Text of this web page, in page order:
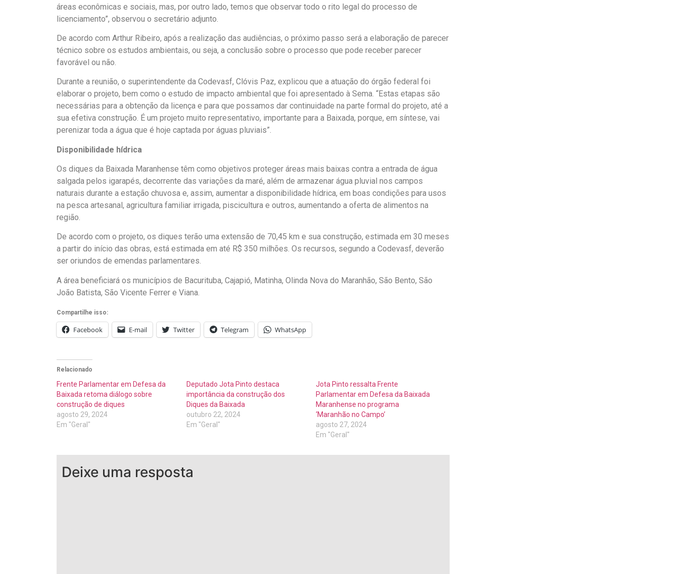
áreas econômicas e sociais, mas, por outro lado, temos que observar todo o rito legal do processo de
licenciamento”, observou o secretário adjunto.
De acordo com Arthur Ribeiro, após a realização das audiências, o próximo passo será a elaboração de parecer
técnico sobre os estudos ambientais, ou seja, a conclusão sobre o processo que pode receber parecer
favorável ou não.
Durante a reunião, o superintendente da Codevasf, Clóvis Paz, explicou que a atuação do órgão federal foi
elaborar o projeto, bem como o estudo de impacto ambiental que foi apresentado à Sema. “Estas etapas são
necessárias para a obtenção da licença e para que possamos dar continuidade na parte formal do projeto, até a
sua efetiva construção. É um projeto muito representativo, importante para a Baixada, porque, em síntese, vai
perenizar toda a água que é hoje captada por águas pluviais”.
Disponibilidade hídrica
Os diques da Baixada Maranhense têm como objetivos proteger áreas mais baixas contra a entrada de água
salgada pelos igarapés, decorrente das variações da maré, além de armazenar água pluvial nos campos
naturais durante a estação chuvosa e, assim, aumentar a disponibilidade hídrica, em boas condições para usos
na pesca artesanal, agricultura familiar irrigada, piscicultura e outros, aumentando a oferta de alimentos na
região.
De acordo com o projeto, os diques terão uma extensão de 70,45 km e sua construção, estimada em 30 meses
a partir do início das obras, está estimada em até R$ 350 milhões. Os recursos, segundo a Codevasf, deverão
ser oriundos de emendas parlamentares.
A área beneficiará os municípios de Bacurituba, Cajapió, Matinha, Olinda Nova do Maranhão, São Bento, São
João Batista, São Vicente Ferrer e Viana.
Compartilhe isso:
Facebook E-mail Twitter Telegram WhatsApp
Relacionado
Frente Parlamentar em Defesa da
Baixada retoma diálogo sobre
construção de diques
agosto 29, 2024
Em "Geral"
Deputado Jota Pinto destaca
importância da construção dos
Diques da Baixada
outubro 22, 2024
Em "Geral"
Jota Pinto ressalta Frente
Parlamentar em Defesa da Baixada
Maranhense no programa
‘Maranhão no Campo’
agosto 27, 2024
Em "Geral"
Deixe uma resposta